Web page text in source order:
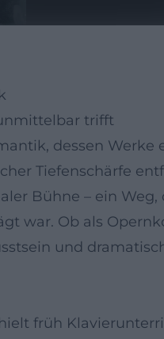
trifft
dessen Werke
Tiefenschärfe
Bühne – ein Weg,
war. Ob als
und
früh